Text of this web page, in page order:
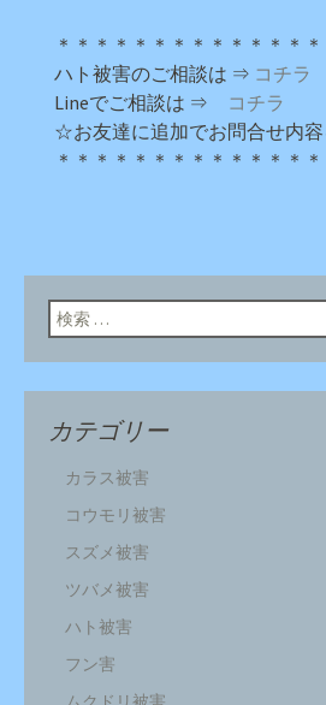
＊＊＊＊＊＊＊＊＊＊＊＊＊
ハト被害のご相談は ⇒ コチラ
Lineでご相談は ⇒ コチラ
☆お友達に追加でお問合せ内
＊＊＊＊＊＊＊＊＊＊＊＊＊
検索:
カテゴリー
カラス被害
コウモリ被害
スズメ被害
ツバメ被害
ハト被害
フン害